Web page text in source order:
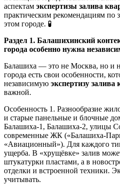
аспектам экспертизы залива
практическим рекомендациям по
этом городе. 🧪
Раздел 1. Балашихинский
города особенно нужна
Балашиха — это не Москва, но и
города есть свои особенности,
независимую экспертизу
важной.
Особенность 1. Разнообразие
и старые панельные и блочные
Балашиха-1, Балашиха-2, улицы
современные ЖК («Балашиха-
«Авиационный»). Для каждого
ущерба. В «хрущёвке» залив
штукатурки пластами, а в
отделки и встроенной техники.
учитывать.